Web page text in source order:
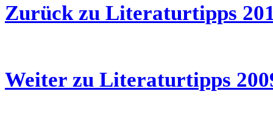
Zurück zu Literaturtipps
Weiter zu Literaturtipps